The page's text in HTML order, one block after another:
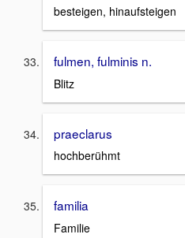
besteigen, hinaufsteigen
fulmen, fulminis n.
Blitz
praeclarus
hochberühmt
familia
Familie